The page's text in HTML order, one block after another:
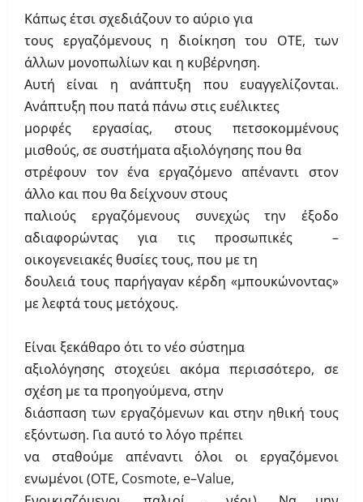
Κάπως έτσι σχεδιάζουν το αύριο για
τους εργαζόμενους η διοίκηση του ΟΤΕ, των
άλλων μονοπωλίων και η κυβέρνηση.
Αυτή είναι η ανάπτυξη που ευαγγελίζονται.
Ανάπτυξη που πατά πάνω στις ευέλικτες
μορφές εργασίας, στους πετσοκομμένους
μισθούς, σε συστήματα αξιολόγησης που θα
στρέφουν τον ένα εργαζόμενο απέναντι στον
άλλο και που θα δείχνουν στους
παλιούς εργαζόμενους συνεχώς την έξοδο
αδιαφορώντας για τις προσωπικές
–
οικογενειακές θυσίες τους, που με τη
δουλειά τους παρήγαγαν κέρδη «μπουκώνοντας»
με λεφτά τους μετόχους.
Είναι ξεκάθαρο ότι το νέο σύστημα
αξιολόγησης στοχεύει ακόμα περισσότερο, σε
σχέση με τα προηγούμενα, στην
διάσπαση των εργαζόμενων και στην ηθική τους
εξόντωση. Για αυτό το λόγο πρέπει
να σταθούμε απέναντι όλοι οι εργαζόμενοι
ενωμένοι (OTE, Cosmote, e–Value,